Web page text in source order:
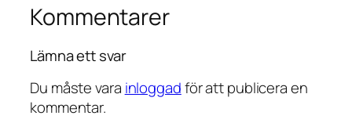
Kommentarer
Lämna ett svar
Du måste vara inloggadför att publicera en
kommentar.